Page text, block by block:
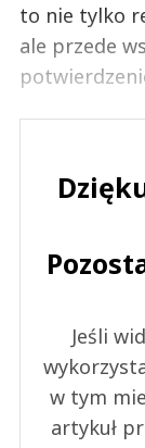
to nie tylko
ale przede
Jeśli
w tym
artykuł